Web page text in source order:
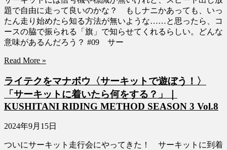
題で自由に走って良いのかな？ もしナニかあっても、いっ
たん走り始めたら知る方法が無いような……と思ったら、コ
ースの脇で振られる「旗」で知らせてくれるらしい。どんな
意味があるんだろう？ #09 サー
Read More »
ライテクをマナボウ〈サーキットで遊ぼう！〉
「サーキットに着いたら何をする？」｜
KUSHITANI RIDING METHOD SEASON 3 Vol.8
2024年9月15日
ついにサーキット走行会にやってきた！ サーキットに到着